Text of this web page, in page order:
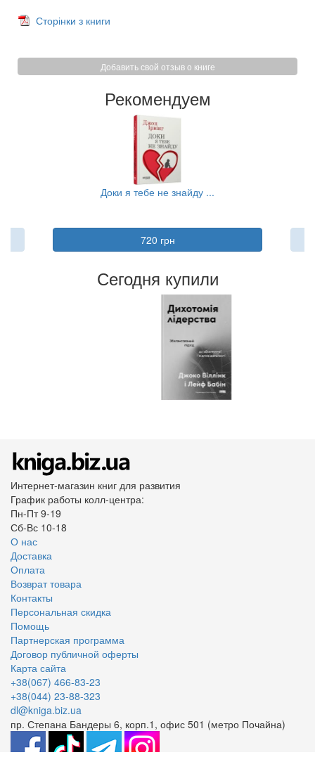
Сторінки з книги
Добавить свой отзыв о книге
Рекомендуем
Доки я тебе не знайду ...
720 грн
Сегодня купили
Интернет-магазин книг для развития
График работы колл-центра:
Пн-Пт 9-19
Сб-Вс 10-18
О нас
Доставка
Оплата
Возврат товара
Контакты
Персональная скидка
Помощь
Партнерская программа
Договор публичной оферты
Карта сайта
+38(067) 466-83-23
+38(044) 23-88-323
dl@kniga.biz.ua
пр. Степана Бандеры 6, корп.1, офис 501 (метро Почайна)